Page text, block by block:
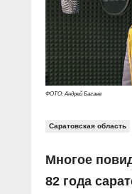
Социальные
Документальные
Прямой разговор
В знании сила
Специальный
КиберПОСТОВОЙ
Газета «Щит и
Журнал «Полиция
О ПОРТАЛЕ
Контакты
Вакансии
ФОТО: Андрей Багаев
Саратовская область
Многое
82 года